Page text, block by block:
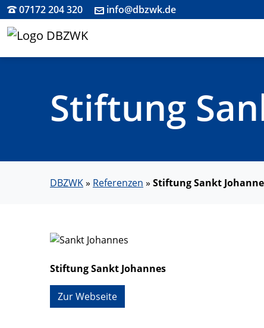
07172 204 320 info@dbzwk.de
Stiftung
DBZWK» Referenzen » Stiftung Sankt
Stiftung Sankt Johannes
Zur Webseite